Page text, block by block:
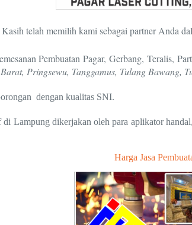
telah memilih kami sebagai partner Anda
Pembuatan Pagar, Gerbang, Teralis,
Pringsewu, Tanggamus, Tulang
dengan kualitas SNI.
Lampung dikerjakan oleh para aplikator
Harga Jasa